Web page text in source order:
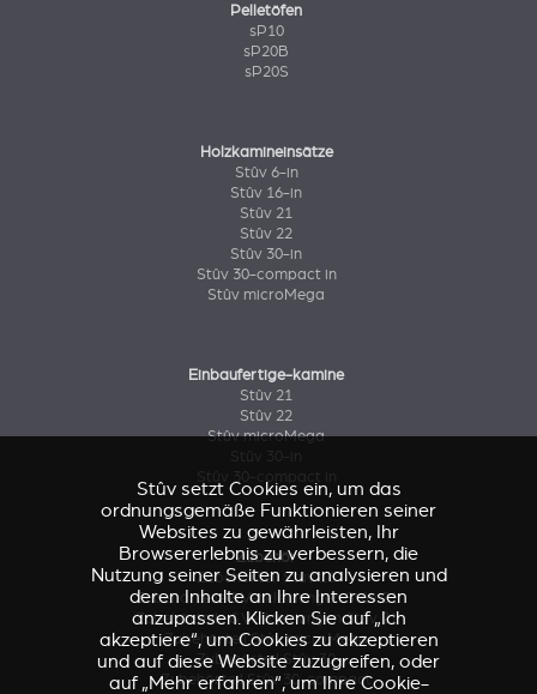
Pelletöfen
sP10
sP20B
sP20S
Holzkamineinsätze
Stûv 6-in
Stûv 16-in
Stûv 21
Stûv 22
Stûv 30-in
Stûv 30-compact in
Stûv microMega
Einbaufertige-kamine
Stûv 21
Stûv 22
Stûv microMega
Zubehör
Zubehörteil Stûv 16
Zubehörteile & Verkleidungen Stûv 21
Zubehörteile & Verkleidungen Stûv 21
Zubehörteil Stûv microMega
Zubehörteil Stûv 30
Zubehörteil Stûv 30-compact
Stûv setzt Cookies ein, um das
ordnungsgemäße Funktionieren seiner
Websites zu gewährleisten, Ihr
Browsererlebnis zu verbessern, die
Nutzung seiner Seiten zu analysieren und
deren Inhalte an Ihre Interessen
anzupassen. Klicken Sie auf „Ich
akzeptiere“, um Cookies zu akzeptieren
und auf diese Website zuzugreifen, oder
auf „Mehr erfahren“, um Ihre Cookie-